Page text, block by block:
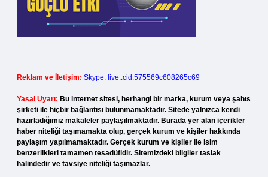
Reklam ve İletişim: Skype: live:.cid.575569c608265c69
Yasal Uyarı: Bu internet sitesi, herhangi bir marka, kurum veya şahıs
şirketi ile hiçbir bağlantısı bulunmamaktadır. Sitede yalnızca kendi
hazırladığımız makaleler paylaşılmaktadır. Burada yer alan içerikler
haber niteliği taşımamakta olup, gerçek kurum ve kişiler hakkında
paylaşım yapılmamaktadır. Gerçek kurum ve kişiler ile isim
benzerlikleri tamamen tesadüfidir. Sitemizdeki bilgiler taslak
halindedir ve tavsiye niteliği taşımazlar.